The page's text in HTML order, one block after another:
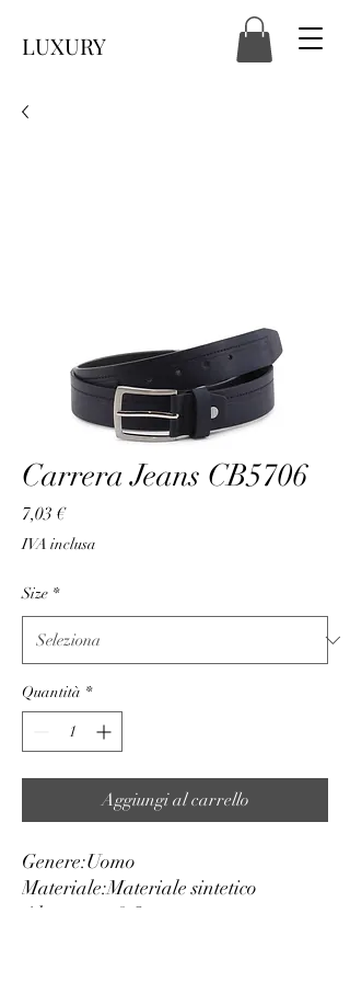
LUXURY
Carrera Jeans CB5706
7,03 €Prezzo
IVA inclusa
Size *
Quantità *
Aggiungi al carrello
Genere:Uomo
Materiale:Materiale sintetico
Altezza cm:
3.5